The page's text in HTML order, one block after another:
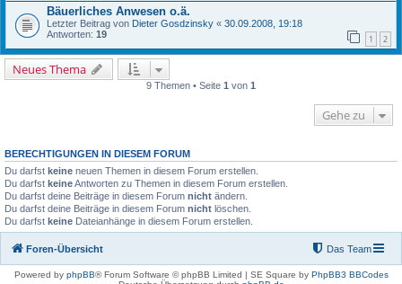
Bäuerliches Anwesen o.ä.
Letzter Beitrag von Dieter Gosdzinsky « 30.09.2008, 19:18
Antworten: 19 1 2
Neues Thema
9 Themen • Seite 1 von 1
Gehe zu
BERECHTIGUNGEN IN DIESEM FORUM
Du darfst keine neuen Themen in diesem Forum erstellen.
Du darfst keineAntworten zu Themen in diesem Forum erstellen.
Du darfst deine Beiträge in diesem Forum nicht ändern.
Du darfst deine Beiträge in diesem Forum nicht löschen.
Du darfst keine Dateianhänge in diesem Forum erstellen.
Foren-Übersicht Das Team
Powered by phpBB® Forum Software © phpBB Limited | SE Square by PhpBB3 BBCodes